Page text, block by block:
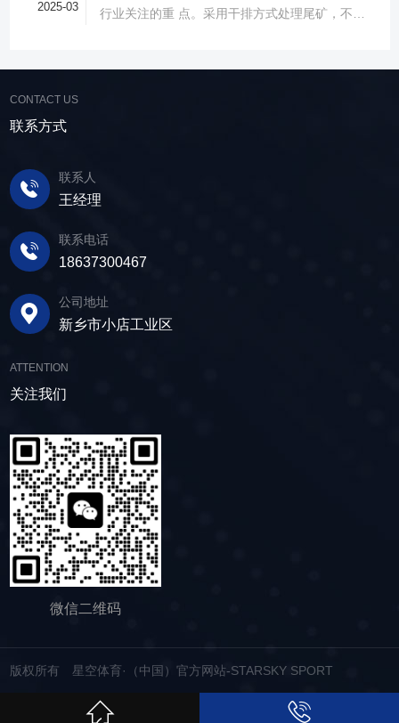
筛面快速且均匀分布，筛孔不堵塞，筛分效率
质量材料，生产环节层层把控，生产出的振动筛
定作业。另外，该直线筛设备维护保养便捷，只
需要定期检查、清洁、添加润滑油，即可保证振
领未来 追求筛分效率的同时，故道金机械也
积极响应国家环保政策，部分直线筛筛体采用全
建材物料的筛分效率，欢迎随时星空体育·（中
国）官方网站-STARSKY SPORT，故道金机械
将提供高质量的产品，竭诚为您服务！
解。 ▲故道金机械单层高频脱水振动筛
筛协助去除多余的水分，以便于尾矿的堆放或再
泥中的水分去除，使其达到后续加工的要
石料厂的水洗砂脱水处理。水洗砂在生产过程中
需要去除表面的泥土和杂质，这时候就需要用脱
水筛，通过脱水筛对物料进行处理，可以确保砂
子的质量符合建筑要求，为建筑工程提供高质量
脱水筛的重要性有了更加清晰地认识，在产品采
购时，也一定要擦亮眼睛。故道金机械深耕振动
筛分行业多年，拥有丰富的生产经验和出色的技
术实力，我们生产的脱水筛产品，品质稳定，生
产效率高，使用维护便利，能够满足不同行业，
不同客户的多样化需求，助力生产提效。
2025-03
行业关注的重 点。采用干排方式处理尾矿，不仅
使筛面产生高频振动，含水物料进入振动筛后，
体之间的分离。 脱水筛筛板采用模块式设
计，无需螺栓即可安装，维护更换便捷，仅需要
的时间。其筛网具备自清洁功能，可轻松清除粘
附在筛网上的物料，预防筛料堵网。此外，脱水
要求，支持24小时不间断的连续干排作业，提升
生产线脱水效率。 ▲脱水振动筛 脱水筛
适用于金属矿山、非金属矿山以及煤矿等领域的
尾矿处理。通过脱水筛的处理，尾矿的含水量大
大降低，干排效果好，为矿山企业带来了显著的
经济效益和社会效益。脱水筛同样适用于电力、
制糖、制盐、污水厂等领域，助力对细颗粒物料
CONTACT US
联系方式
联系人
王经理
联系电话
18637300467
公司地址
新乡市小店工业区
ATTENTION
关注我们
微信二维码
版权所有 星空体育·（中国）官方网站-STARSKY SPORT